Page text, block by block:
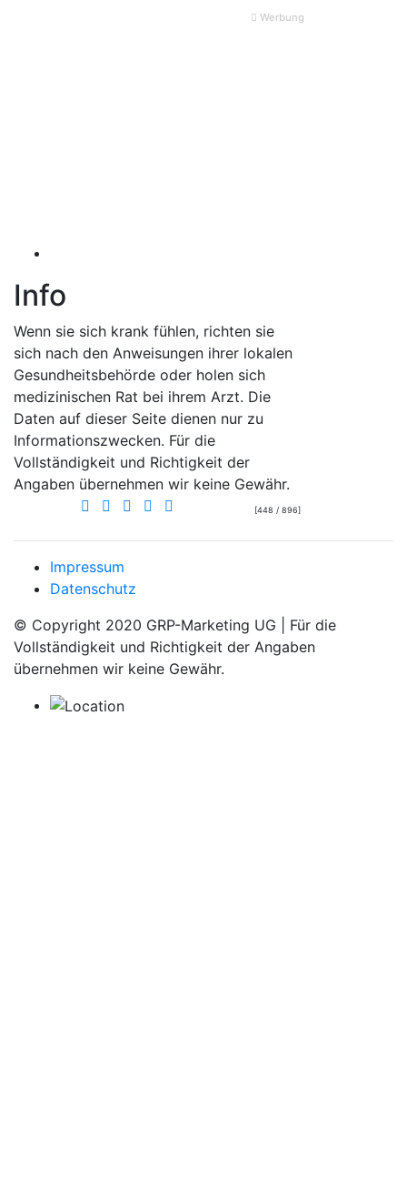
Werbung
Info
Wenn sie sich krank fühlen, richten sie
sich nach den Anweisungen ihrer lokalen
Gesundheitsbehörde oder holen sich
medizinischen Rat bei ihrem Arzt. Die
Daten auf dieser Seite dienen nur zu
Informationszwecken. Für die
Vollständigkeit und Richtigkeit der
Angaben übernehmen wir keine Gewähr.
[448 / 896]
Impressum
Datenschutz
© Copyright 2020 GRP-Marketing UG | Für die
Vollständigkeit und Richtigkeit der Angaben
übernehmen wir keine Gewähr.